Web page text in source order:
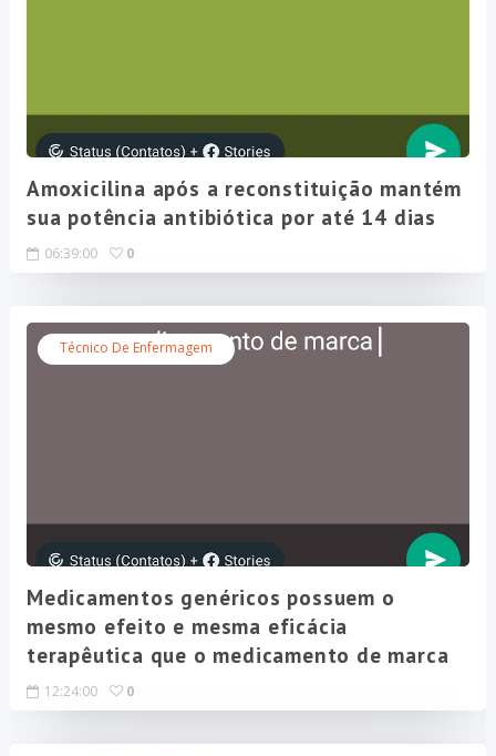
Amoxicilina após a reconstituição mantém
sua potência antibiótica por até 14 dias
06:39:00 0
Técnico De Enfermagem
Medicamentos genéricos possuem o
mesmo efeito e mesma eficácia
terapêutica que o medicamento de marca
12:24:00 0